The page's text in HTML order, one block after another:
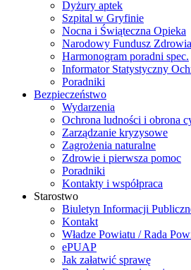
Dyżury aptek
Szpital w Gryfinie
Nocna i Świąteczna Opieka
Narodowy Fundusz Zdrowia
Harmonogram poradni spec.
Informator Statystyczny
Poradniki
Bezpieczeństwo
Wydarzenia
Ochrona ludności i obrona
Zarządzanie kryzysowe
Zagrożenia naturalne
Zdrowie i pierwsza pomoc
Poradniki
Kontakty i współpraca
Starostwo
Biuletyn Informacji
Kontakt
Władze Powiatu / Rada
ePUAP
Jak załatwić sprawę